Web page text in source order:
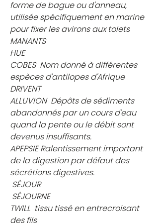
forme de bague ou d'anneau,
utilisée spécifiquement en marine
pour fixer les avirons aux tolets
MANANTS
HUE
COBES  Nom donné à différentes
espèces d'antilopes d'Afrique
DRIVENT
ALLUVION  Dépôts de sédiments
abandonnés par un cours d'eau
quand la pente ou le débit sont
devenus insuffisants.
APEPSIE Ralentissement important
de la digestion par défaut des
sécrétions digestives.
SÉJOUR
SÉJOURNE
TWILL  tissu tissé en entrecroisant
des fils